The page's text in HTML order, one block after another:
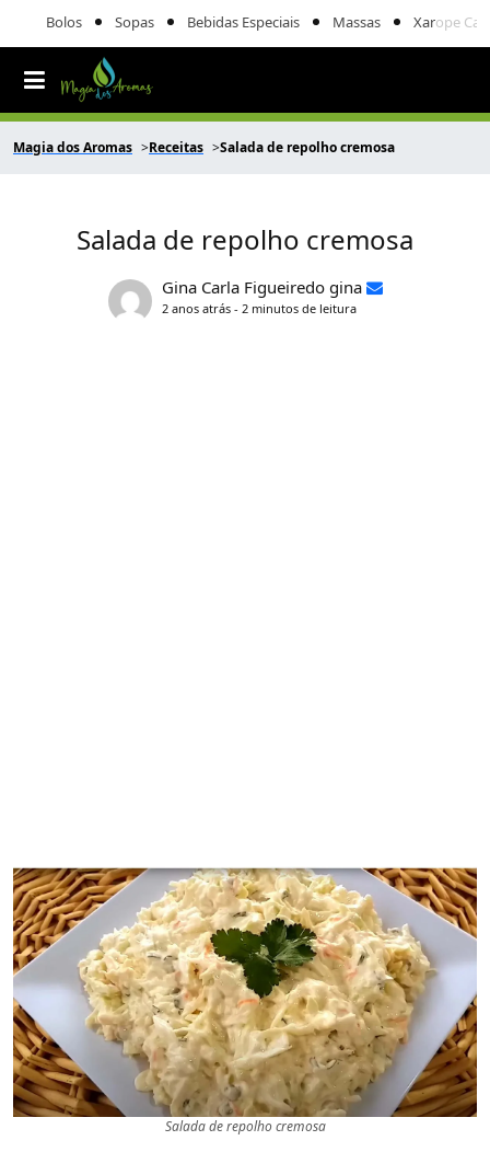
Bolos Sopas Bebidas Especiais Massas Xarope
Magia dos Aromas Receitas Salada de repolho cremosa
Salada de repolho cremosa
Gina Carla Figueiredo gina
2 anos atrás - 2 minutos de leitura
Salada de repolho cremosa